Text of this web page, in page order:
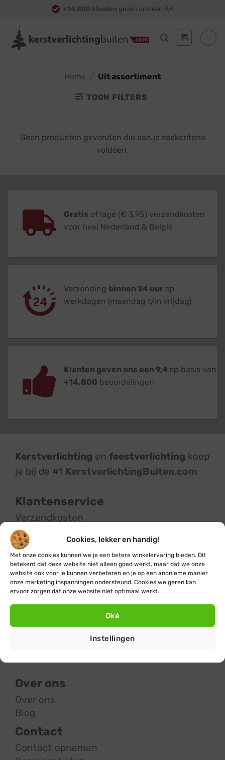
Cookies, lekker en handig!
Met onze cookies kunnen we je een betere winkelervaring bieden. Dit
betekent dat deze website niet alleen goed werkt, maar dat we onze
website ook voor je kunnen verbeteren en je op een anonieme manier
onze marketing inspanningen ondersteund. Cookies weigeren kan
ervoor zorgen dat onze website niet optimaal werkt.
Oké
Instellingen
content
+14.800 klanten geven ons een 9,4
Home Uit assortiment
TOON FILTERS
Geen producten gevonden die aan je zoekcriteria
voldoen.
Gratis of lage (€ 3,95) verzendkosten
voor heel Nederland & België
Verzending binnen 24 uur op
werkdagen (maandag t/m vrijdag)
Klanten geven ons een 9,4 op basis van
+14.800 beoordelingen
Kerstverlichting en feestverlichting koop
je bij de #1 KerstverlichtingBuiten.com
Klantenservice
Verzendkosten
Levertijd
Retourneren & ruilen
Garantie
Defect product melden
Ophangservice kerstverlichting
Veelgestelde vragen
Over ons
Over ons
Blog
Contact
Contact opnemen